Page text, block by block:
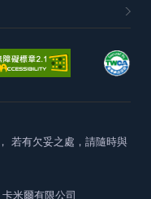
若有欠妥之處，請隨時與
卡米爾有限公司